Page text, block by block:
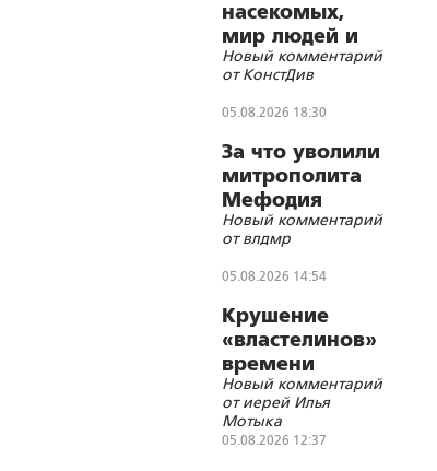
насекомых,
мир людей и
блуд
Новый комментарий
от КонстДив
05.08.2026 18:30
За что уволили
митрополита
Мефодия
(Немцова)?
Новый комментарий
от влдмр
05.08.2026 14:54
Крушение
«властелинов»
времени
Новый комментарий
от иерей Илья
Мотыка
05.08.2026 12:37